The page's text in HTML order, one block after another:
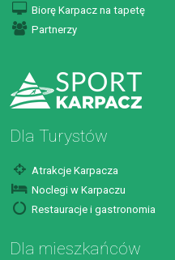
Biorę Karpacz na tapetę
Partnerzy
Dla Turystów
Atrakcje Karpacza
Noclegi w Karpaczu
Restauracje i gastronomia
Dla mieszkańców